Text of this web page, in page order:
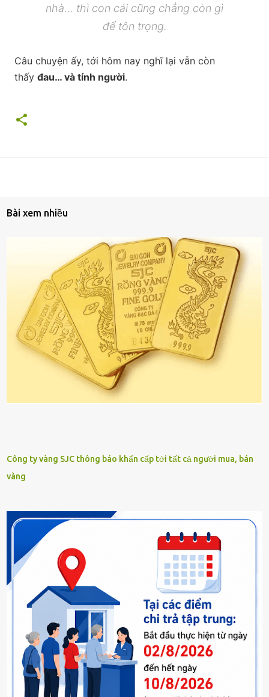
nhà… thì con cái cũng chẳng còn gì
để tôn trọng.
Câu chuyện ấy, tới hôm nay nghĩ lại vẫn còn
thấy đau… và tỉnh người.
Bài xem nhiều
Công ty vàng SJC thông báo khẩn cấp tới tất cả người mua, bán
vàng